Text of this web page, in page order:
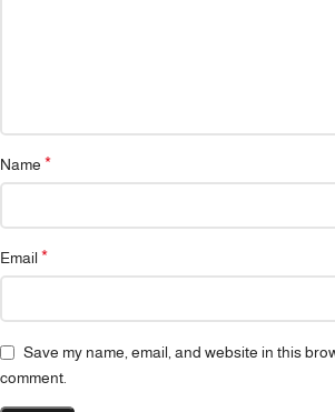
Name *
Email *
Save my name, email, and website in this
comment.